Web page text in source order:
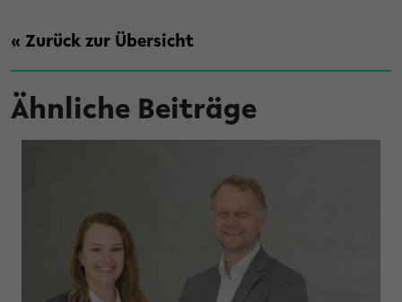
« Zurück zur Übersicht
Ähnliche Beiträge
Studienfonds OWL